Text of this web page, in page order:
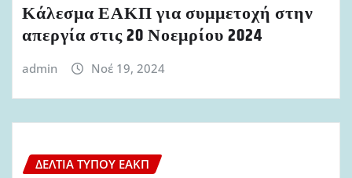
Κάλεσμα ΕΑΚΠ για συμμετοχή στην
απεργία στις 20 Νοεμρίου 2024
admin Νοέ 19, 2024
ΔΕΛΤΊΑ ΤΎΠΟΥ ΕΑΚΠ